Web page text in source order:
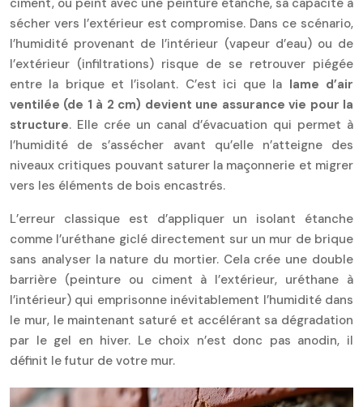
ciment, ou peint avec une peinture étanche, sa capacité à
sécher vers l’extérieur est compromise. Dans ce scénario,
l’humidité provenant de l’intérieur (vapeur d’eau) ou de
l’extérieur (infiltrations) risque de se retrouver piégée
entre la brique et l’isolant. C’est ici que la lame d’air
ventilée (de 1 à 2 cm) devient une assurance vie pour la
structure. Elle crée un canal d’évacuation qui permet à
l’humidité de s’assécher avant qu’elle n’atteigne des
niveaux critiques pouvant saturer la maçonnerie et migrer
vers les éléments de bois encastrés.
L’erreur classique est d’appliquer un isolant étanche
comme l’uréthane giclé directement sur un mur de brique
sans analyser la nature du mortier. Cela crée une double
barrière (peinture ou ciment à l’extérieur, uréthane à
l’intérieur) qui emprisonne inévitablement l’humidité dans
le mur, le maintenant saturé et accélérant sa dégradation
par le gel en hiver. Le choix n’est donc pas anodin, il
définit le futur de votre mur.